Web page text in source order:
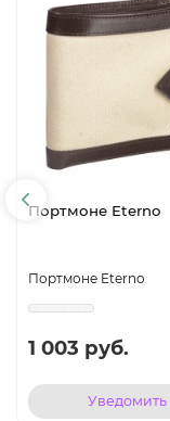
Портмоне Eterno
Портмоне Eterno
1 003 руб.
Уведомить